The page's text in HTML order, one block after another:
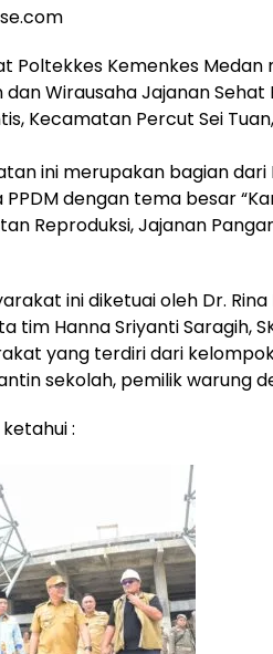
Poltekkes Kemenkes
Wirausaha Jajanan Sehat
Kecamatan Percut Sei
ini merupakan bagian
dengan tema besar
Reproduksi, Jajanan
ini diketuai oleh Dr. Rina
tim Hanna Sriyanti Saragih,
yang terdiri dari
sekolah, pemilik warung
: